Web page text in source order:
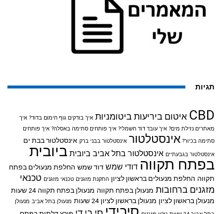
תגיות
CBD איטום ביריעות ביטומניות איך בודקים גוף חימום בדוד? איך
מאתרים נזילת מים? איך עובד דוד חשמלי? איך פותחים סתימה באסלה? איך פותחים
סתימה בכיור? אינסטלטור אינסטלטור בבני ברק אינסטלטור בבת ים
אינסטלטור בגבעתיים אינסטלטור בתל אביב ביובית ביובית
בפתח תקווה דודי שמש דוד שמש החלפת מנעולים בפתח
תקווה החלפת מנעולים בראשון לציון התקנת מזגנים טכנאי מזגנים טכנאי
מזגנים ברחובות מנעולן בפתח תקווה מנעולן בפתח תקווה 24 שעות
מנעולן בראשון לציון מנעולן בראשון לציון 24 שעות מנעולן בתל אביב מנעולן